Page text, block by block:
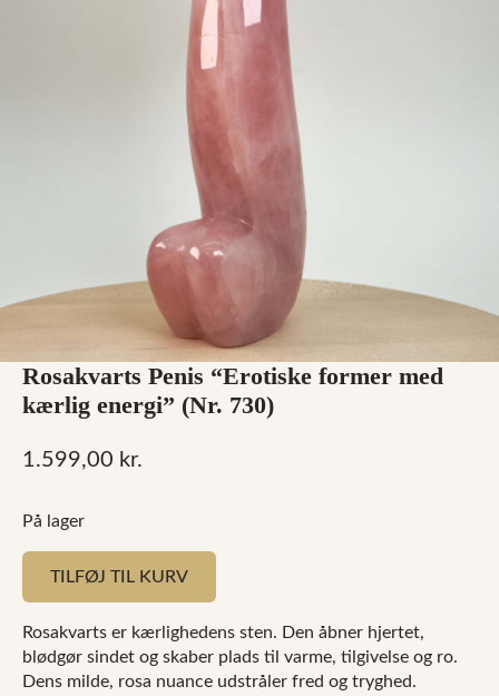
Rosakvarts Penis “Erotiske former med
kærlig energi” (Nr. 730)
1.599,00 kr.
På lager
TILFØJ TIL KURV
Rosakvarts er kærlighedens sten. Den åbner hjertet,
blødgør sindet og skaber plads til varme, tilgivelse og ro.
Dens milde, rosa nuance udstråler fred og tryghed.